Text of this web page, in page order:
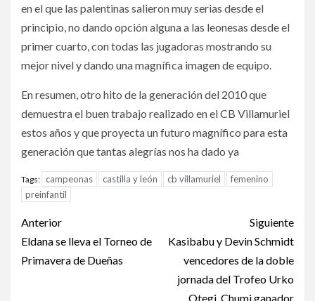
en el que las palentinas salieron muy serias desde el
principio, no dando opción alguna a las leonesas desde el
primer cuarto, con todas las jugadoras mostrando su
mejor nivel y dando una magnífica imagen de equipo.
En resumen, otro hito de la generación del 2010 que
demuestra el buen trabajo realizado en el CB Villamuriel
estos años y que proyecta un futuro magnífico para esta
generación que tantas alegrías nos ha dado ya
Tags: campeonas castilla y león cb villamuriel
femenino
preinfantil
Anterior
Eldana se lleva el Torneo de
Primavera de Dueñas
Siguiente
Kasibabu y Devin Schmidt
vencedores de la doble
jornada del Trofeo Urko
Otegi. Chumi ganador